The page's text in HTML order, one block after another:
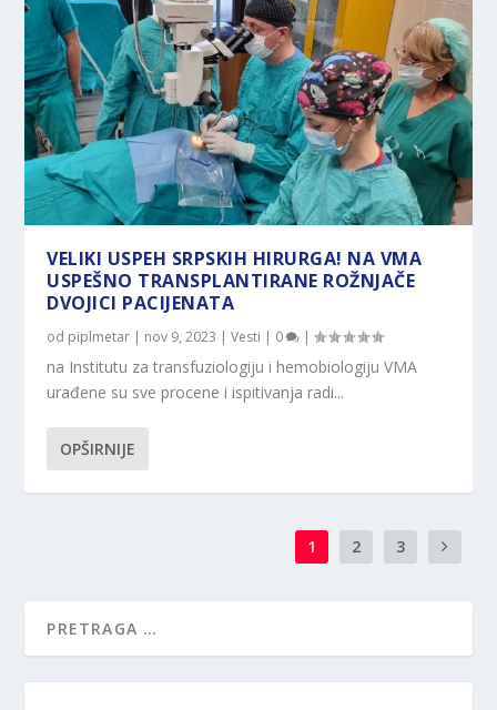
VELIKI USPEH SRPSKIH HIRURGA! NA VMA
USPEŠNO TRANSPLANTIRANE ROŽNJAČE
DVOJICI PACIJENATA
od piplmetar | nov 9, 2023 |Vesti | 0 |
na Institutu za transfuziologiju i hemobiologiju VMA
urađene su sve procene i ispitivanja radi...
OPŠIRNIJE
1 2 3